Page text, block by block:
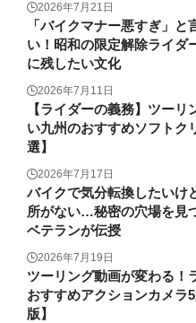
2026年7月21日
「バイクマナー悪すぎ」と
い！昭和の限定解除ライダ
に残したい文化
2026年7月11日
【ライダーの義務】ツーリ
い九州のおすすめソフトク
選】
2026年7月17日
バイクで気分転換したいけ
所がない…秘密の穴場を見
ベテランが伝授
2026年7月19日
ツーリング動画が変わる！
おすすめアクションカメラ
版】